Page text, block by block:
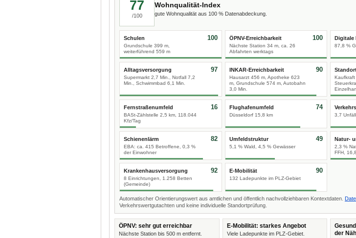
77
/100
Wohnqualität-Index
gute Wohnqualität aus 100 % Datenabdeckung.
Schulen
Grundschule 399 m,
weiterführend 559 m
100 ÖPNV-Erreichbarkeit
Nächste Station 34 m, ca. 26
Abfahrten werktags
100 Digitale
87,8 %
Alltagsversorgung
Supermarkt 2,7 Min., Notfall 7,2
Min., Schwimmbad 6,1 Min.
97 INKAR-Erreichbarkeit
Hausarzt 456 m, Apotheke 623
m, Grundschule 574 m, Autobahn
3,0 Min.
90
Kaufkraft
Fernstraßenumfeld
BASt-Zählstelle 2,5 km, 118.044
Kfz/Tag
16 Flughafenumfeld
Düsseldorf 15,8 km
74
3,7
Schienenlärm
EBA: ca. 415 Betroffene, 0,3 %
der Einwohner
82 Umfeldstruktur
5,1 % Wald, 4,5 % Gewässer
49 Natur-
2,3 %
FFH,
Krankenhausversorgung
8 Einrichtungen, 1.258 Betten
(Gemeinde)
92 E-Mobilität
132 Ladepunkte im PLZ-Gebiet
90
Automatischer Orientierungswert aus amtlichen und öffentlich nachvollziehbaren Kontextdaten.
Verkehrswertgutachten und keine individuelle Standortprüfung.
ÖPNV: sehr gut erreichbar
Nächste Station bis 500 m entfernt.
E-Mobilität: starkes Angebot
Viele Ladepunkte im PLZ-Gebiet.
der